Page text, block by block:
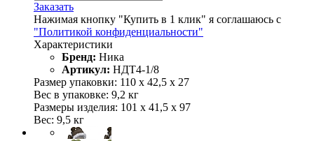
Заказать
Нажимая кнопку "Купить в 1 клик" я соглашаюсь с
"Политикой конфиденциальности"
Характеристики
Бренд: Ника
Артикул: НДТ4-1/8
Размер упаковки: 110 х 42,5 х 27
Вес в упаковке: 9,2 кг
Размеры изделия: 101 х 41,5 х 97
Вес: 9,5 кг